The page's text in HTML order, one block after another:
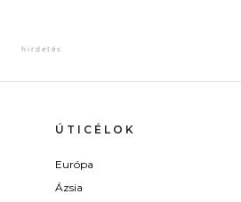
ÚTICÉLOK
Európa
Ázsia